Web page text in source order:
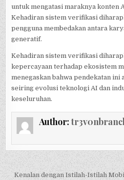
untuk mengatasi maraknya konten
Kehadiran sistem verifikasi
pengguna membedakan antara
generatif.
Kehadiran sistem verifikasi
kepercayaan terhadap ekosistem
menegaskan bahwa pendekatan ini
seiring evolusi teknologi AI dan
keseluruhan.
Author:
Post
Kenalan dengan Istilah-Istilah